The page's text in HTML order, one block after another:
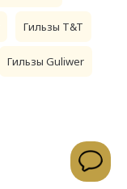
Гильзы T&T
Гильзы Guliwer